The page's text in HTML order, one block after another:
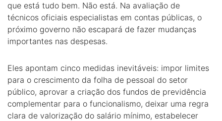
que está tudo bem. Não está. Na avaliação de
técnicos oficiais especialistas em contas públicas, o
próximo governo não escapará de fazer mudanças
importantes nas despesas.
Eles apontam cinco medidas inevitáveis: impor limites
para o crescimento da folha de pessoal do setor
público, aprovar a criação dos fundos de previdência
complementar para o funcionalismo, deixar uma regra
clara de valorização do salário mínimo, estabelecer